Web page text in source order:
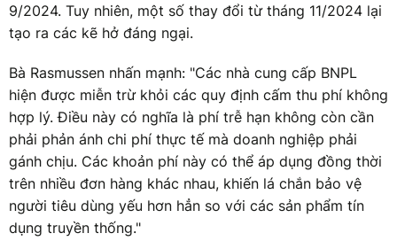
9/2024. Tuy nhiên, một số thay đổi từ tháng 11/2024 lại
tạo ra các kẽ hở đáng ngại.
Bà Rasmussen nhấn mạnh: "Các nhà cung cấp BNPL
hiện được miễn trừ khỏi các quy định cấm thu phí không
hợp lý. Điều này có nghĩa là phí trễ hạn không còn cần
phải phản ánh chi phí thực tế mà doanh nghiệp phải
gánh chịu. Các khoản phí này có thể áp dụng đồng thời
trên nhiều đơn hàng khác nhau, khiến lá chắn bảo vệ
người tiêu dùng yếu hơn hẳn so với các sản phẩm tín
dụng truyền thống."